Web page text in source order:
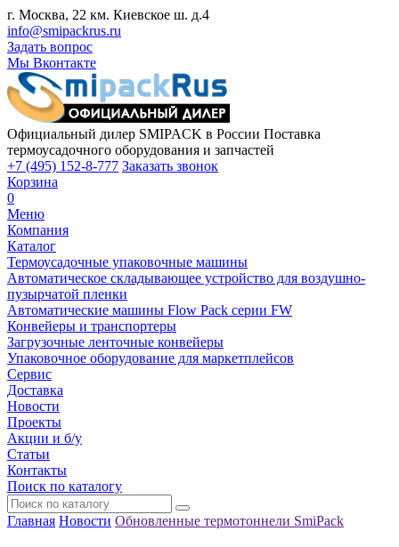
г. Москва, 22 км. Киевское ш. д.4
info@smipackrus.ru
Задать вопрос
Мы Вконтакте
Официальный дилер SMIPACK в России Поставка
термоусадочного оборудования и запчастей
+7 (495) 152-8-777 Заказать звонок
Корзина
0
Меню
Компания
Каталог
Термоусадочные упаковочные машины
Автоматическое складывающее устройство для воздушно-
пузырчатой пленки
Автоматические машины Flow Pack серии FW
Конвейеры и транспортеры
Загрузочные ленточные конвейеры
Упаковочное оборудование для маркетплейсов
Сервис
Доставка
Новости
Проекты
Акции и б/у
Статьи
Контакты
Поиск по каталогу
Главная Новости Обновленные термотоннели SmiPack